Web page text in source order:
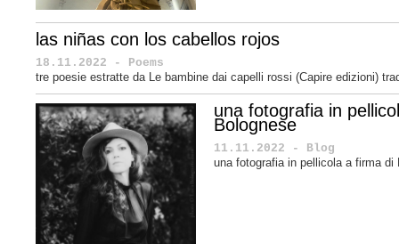
las niñas con los cabellos rojos
18.11.2022 - Poems
tre poesie estratte da Le bambine dai capelli rossi (Capire edizioni)
una fotografia in
Bolognese
11.11.2022 - Blog
una fotografia in pellicola a firma di